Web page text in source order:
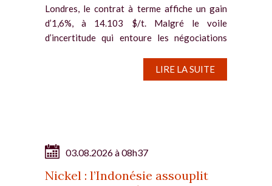
Londres, le contrat à terme affiche un gain
d’1,6%, à 14.103 $/t. Malgré le voile
d’incertitude qui entoure les négociations
LIRE LA SUITE
03.08.2026 à 08h37
Nickel : l’Indonésie assouplit